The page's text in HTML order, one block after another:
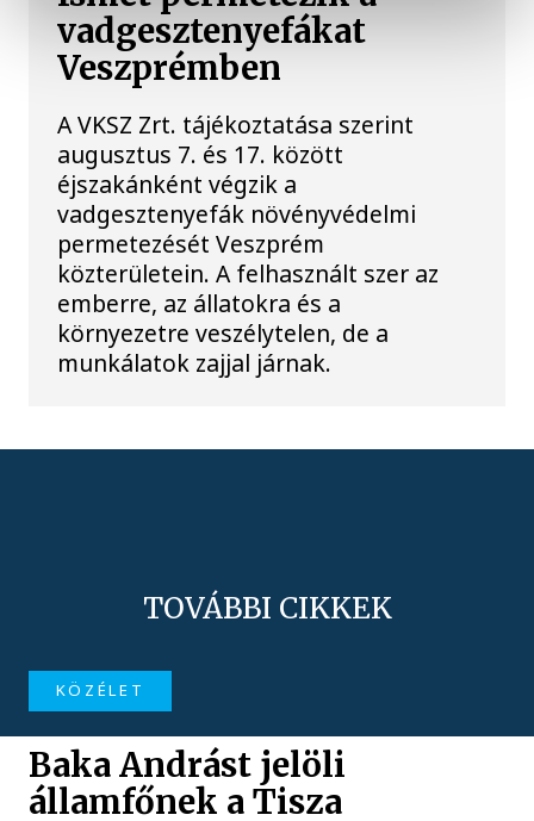
vadgesztenyefákat
Veszprémben
A VKSZ Zrt. tájékoztatása szerint
augusztus 7. és 17. között
éjszakánként végzik a
vadgesztenyefák növényvédelmi
permetezését Veszprém
közterületein. A felhasznált szer az
emberre, az állatokra és a
környezetre veszélytelen, de a
munkálatok zajjal járnak.
TOVÁBBI CIKKEK
KÖZÉLET
Baka Andrást jelöli
államfőnek a Tisza